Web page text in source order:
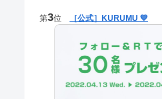
第3位 ［公式］KURUMU 💙